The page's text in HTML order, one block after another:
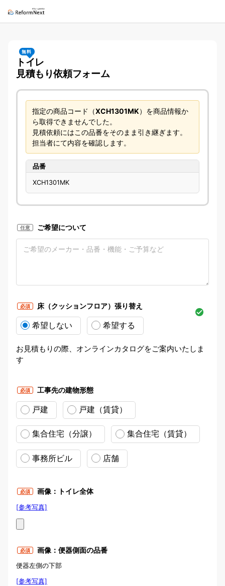
無料
トイレ
見積もり依頼フォーム
指定の商品コード（XCH1301MK）を商品情報か
ら取得できませんでした。
見積依頼にはこの品番をそのまま引き継ぎます。
担当者にて内容を確認します。
品番
XCH1301MK
任意 ご希望について
必須 床（クッションフロア）張り替え
希望しない 希望する
お見積もりの際、オンラインカタログをご案内いたしま
す
必須 工事先の建物形態
戸建 戸建（賃貸）
集合住宅（分譲） 集合住宅（賃貸）
事務所ビル 店舗
必須 画像：トイレ全体
[参考写真]
必須 画像：便器側面の品番
便器左側の下部
[参考写真]